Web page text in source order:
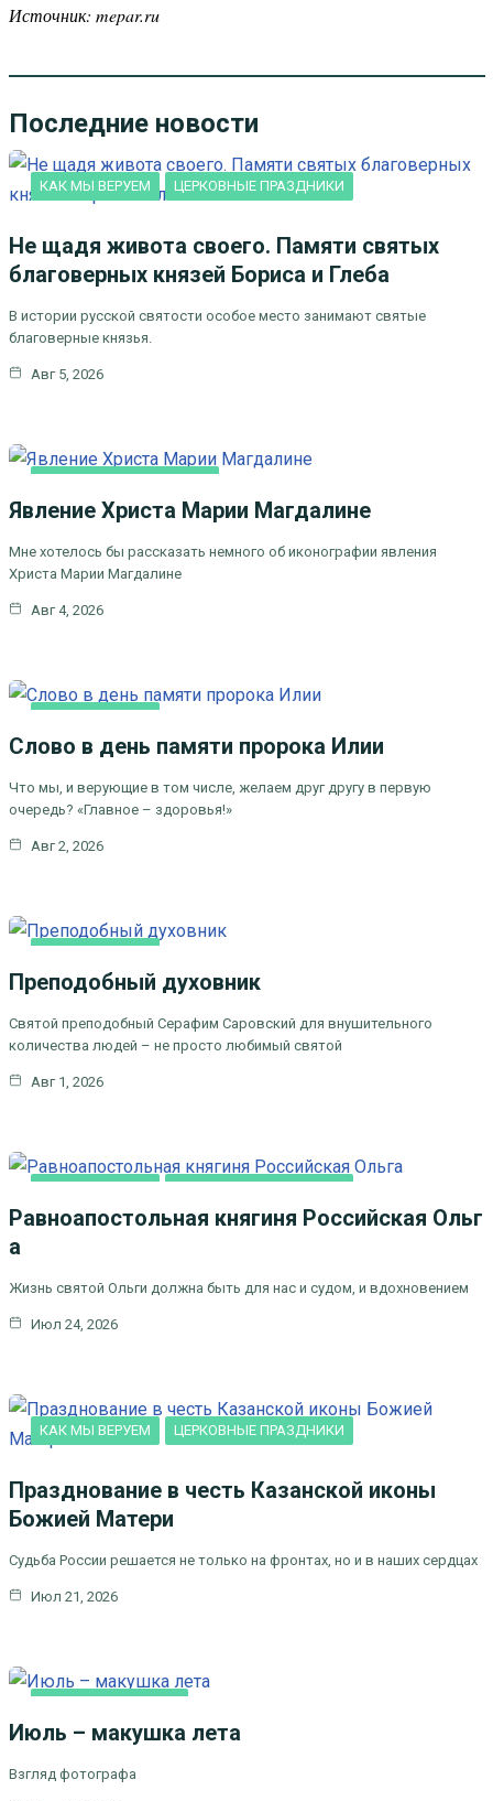
Источник: mepar.ru
Последние новости
КАК МЫ ВЕРУЕМ ЦЕРКОВНЫЕ ПРАЗДНИКИ
Не щадя живота своего. Памяти святых
благоверных князей Бориса и Глеба
В истории русской святости особое место занимают святые
благоверные князья.
Авг 5, 2026
Явление Христа Марии Магдалине
Мне хотелось бы рассказать немного об иконографии явления
Христа Марии Магдалине
Авг 4, 2026
ЦЕРКОВНЫЕ ПРАЗДНИКИ
Слово в день памяти пророка Илии
Что мы, и верующие в том числе, желаем друг другу в первую
очередь? «Главное – здоровья!»
Авг 2, 2026
ЦЕРКОВНЫЕ
Преподобный духовник
Святой преподобный Серафим Саровский для внушительного
количества людей – не просто любимый святой
Авг 1, 2026
Равноапостольная княгиня Российская Ольг
а
Жизнь святой Ольги должна быть для нас и судом, и вдохновением
Июл 24, 2026
КАК МЫ ВЕРУЕМ ЦЕРКОВНЫЕ ПРАЗДНИКИ
Празднование в честь Казанской иконы
Божией Матери
Судьба России решается не только на фронтах, но и в наших сердцах
Июл 21, 2026
ИСКУCСТВО
Июль – макушка лета
Взгляд фотографа